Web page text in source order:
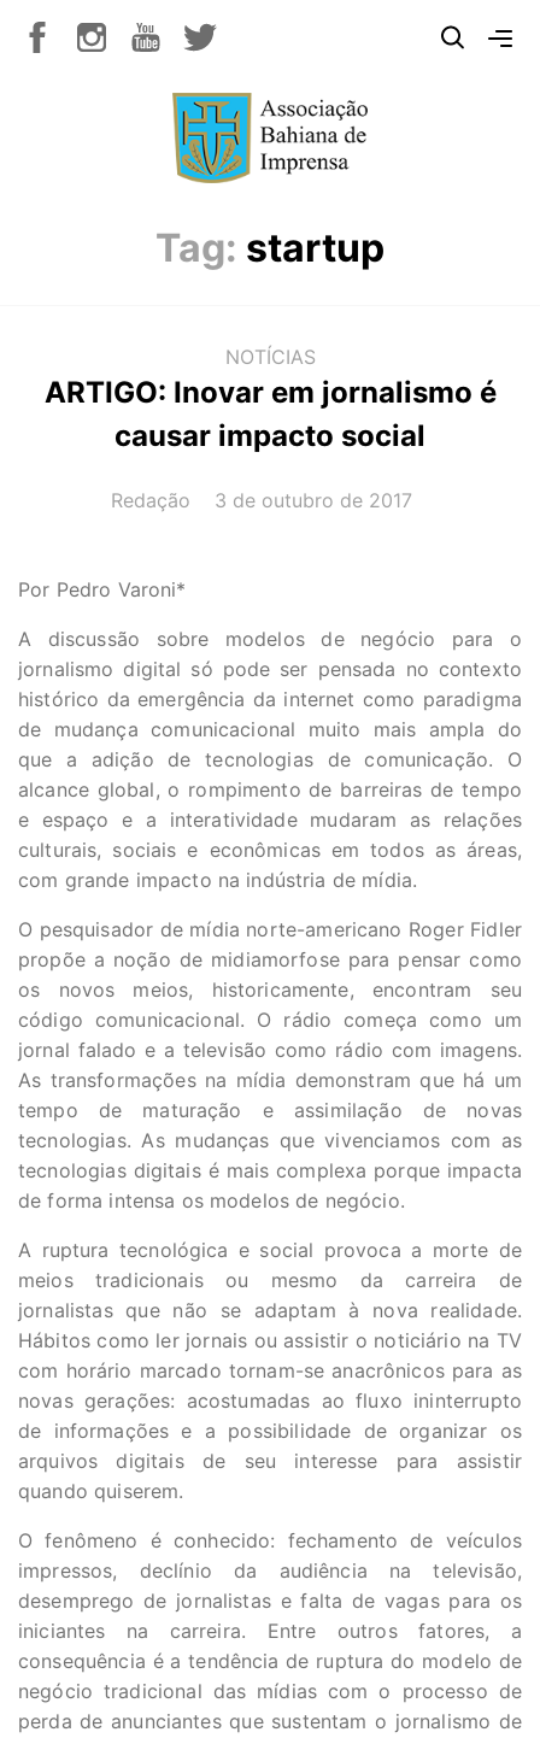
Tag: startup
NOTÍCIAS
ARTIGO: Inovar em jornalismo é
causar impacto social
AUTOR(A):
Redação DATA:
3 de outubro de 2017
Por Pedro Varoni*
A discussão sobre modelos de negócio para o
jornalismo digital só pode ser pensada no contexto
histórico da emergência da internet como paradigma
de mudança comunicacional muito mais ampla do
que a adição de tecnologias de comunicação. O
alcance global, o rompimento de barreiras de tempo
e espaço e a interatividade mudaram as relações
culturais, sociais e econômicas em todos as áreas,
com grande impacto na indústria de mídia.
O pesquisador de mídia norte-americano Roger Fidler
propõe a noção de midiamorfose para pensar como
os novos meios, historicamente, encontram seu
código comunicacional. O rádio começa como um
jornal falado e a televisão como rádio com imagens.
As transformações na mídia demonstram que há um
tempo de maturação e assimilação de novas
tecnologias. As mudanças que vivenciamos com as
tecnologias digitais é mais complexa porque impacta
de forma intensa os modelos de negócio.
A ruptura tecnológica e social provoca a morte de
meios tradicionais ou mesmo da carreira de
jornalistas que não se adaptam à nova realidade.
Hábitos como ler jornais ou assistir o noticiário na TV
com horário marcado tornam-se anacrônicos para as
novas gerações: acostumadas ao fluxo ininterrupto
de informações e a possibilidade de organizar os
arquivos digitais de seu interesse para assistir
quando quiserem.
O fenômeno é conhecido: fechamento de veículos
impressos, declínio da audiência na televisão,
desemprego de jornalistas e falta de vagas para os
iniciantes na carreira. Entre outros fatores, a
consequência é a tendência de ruptura do modelo de
negócio tradicional das mídias com o processo de
perda de anunciantes que sustentam o jornalismo de